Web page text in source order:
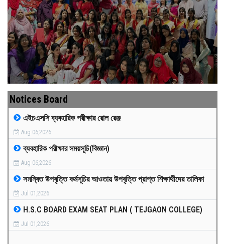
ABOUT US
FACULTIES
ACADEMICS
GALLERY
MEDIA
PAYMENT
CO-CURRICULUM
RESULTS
Notices Board
এইচএসসি ব্যবহারিক পরীক্ষার রোল রেঞ্জ
Aug 06,2026
ব্যবহারিক পরীক্ষার সময়সূচি(বিজ্ঞান)
Aug 06,2026
সমন্বিত উপবৃত্তি কর্মসূচির আওতায় উপবৃত্তি প্রাপ্ত শিক্ষার্থীদের তালিকা
Jul 01,2026
H.S.C BOARD EXAM SEAT PLAN ( TEJGAON COLLEGE)
Jul 01,2026